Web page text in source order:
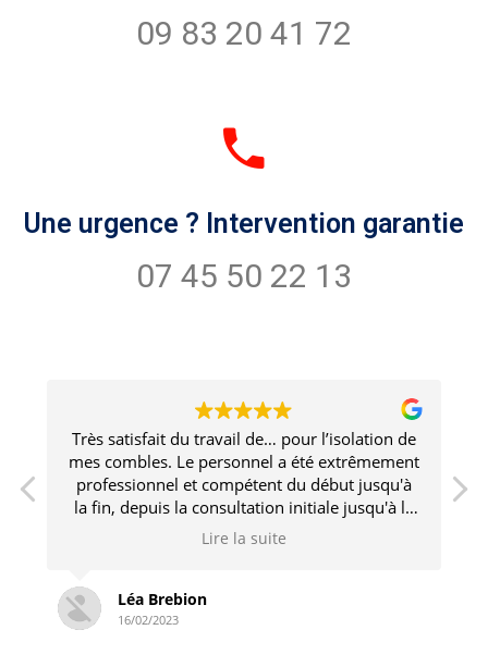
09 83 20 41 72
Une urgence ? Intervention garantie
07 45 50 22 13
Très satisfait du travail de… pour l’isolation de
mes combles. Le personnel a été extrêmement
professionnel et compétent du début jusqu'à
la fin, depuis la consultation initiale jusqu'à la
fin de l'installation.
Lire la suite
Léa Brebion
16/02/2023